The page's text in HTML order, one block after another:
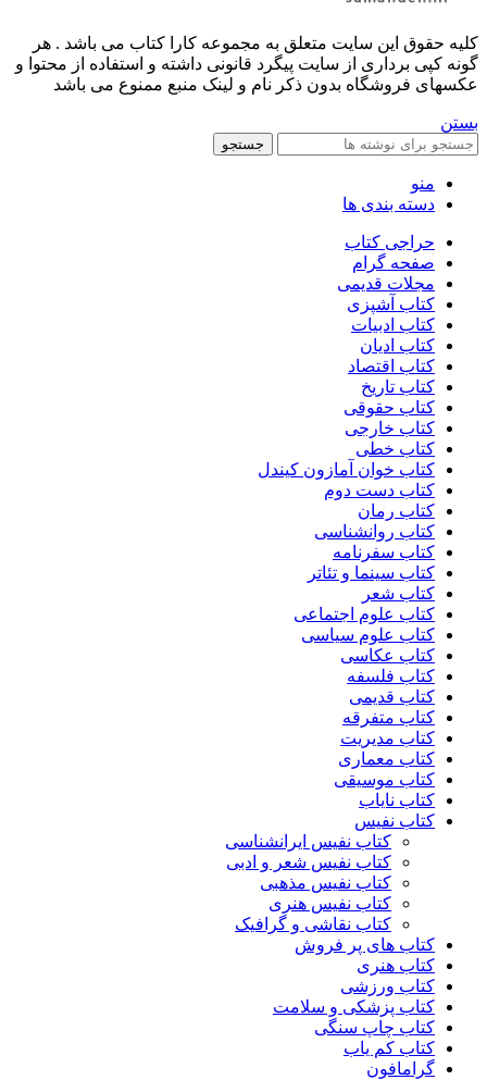
کليه حقوق اين سايت متعلق به مجموعه کارا کتاب می باشد . هر
گونه کپی برداری از سایت پیگرد قانونی داشته و استفاده از محتوا و
عکسهای فروشگاه بدون ذکر نام و لینک منبع ممنوع می باشد
بستن
جستجو
منو
دسته بندی ها
حراجی کتاب
صفحه گرام
مجلات قدیمی
کتاب آشپزی
کتاب ادبیات
کتاب ادیان
کتاب اقتصاد
کتاب تاریخ
کتاب حقوقی
کتاب خارجی
کتاب خطی
کتاب خوان آمازون کیندل
کتاب دست دوم
کتاب رمان
کتاب روانشناسی
کتاب سفرنامه
کتاب سینما و تئاتر
کتاب شعر
کتاب علوم اجتماعی
کتاب علوم سیاسی
کتاب عکاسی
کتاب فلسفه
کتاب قدیمی
کتاب متفرقه
کتاب مدیریت
کتاب معماری
کتاب موسیقی
کتاب نایاب
کتاب نفیس
کتاب نفیس ایرانشناسی
کتاب نفیس شعر و ادبی
کتاب نفیس مذهبی
کتاب نفیس هنری
کتاب نقاشی و گرافیک
کتاب های پر فروش
کتاب هنری
کتاب ورزشی
کتاب پزشکی و سلامت
کتاب چاپ سنگی
کتاب کم یاب
گرامافون